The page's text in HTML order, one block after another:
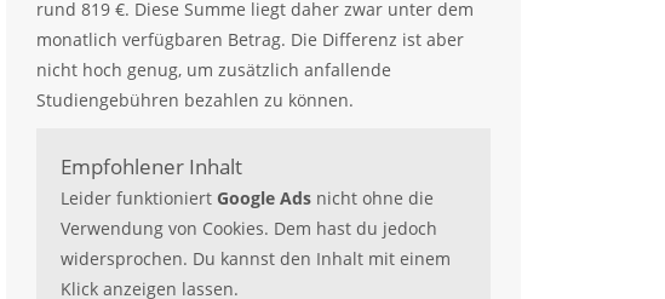
rund 819 €. Diese Summe liegt daher zwar unter dem
monatlich verfügbaren Betrag. Die Differenz ist aber
nicht hoch genug, um zusätzlich anfallende
Studiengebühren bezahlen zu können.
Empfohlener Inhalt
Leider funktioniert Google Ads nicht ohne die
Verwendung von Cookies. Dem hast du jedoch
widersprochen. Du kannst den Inhalt mit einem
Klick anzeigen lassen.